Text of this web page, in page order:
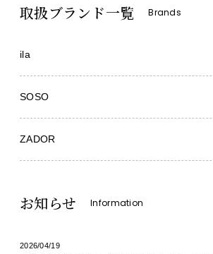
取扱ブランド一覧 Brands
ila
SOSO
ZADOR
お知らせ Information
2026/04/19